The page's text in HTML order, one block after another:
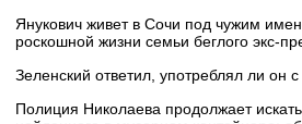
Янукович живет в Сочи под чужим
роскошной жизни семьи беглого экс-
Зеленский ответил, употреблял ли он
Полиция Николаева продолжает